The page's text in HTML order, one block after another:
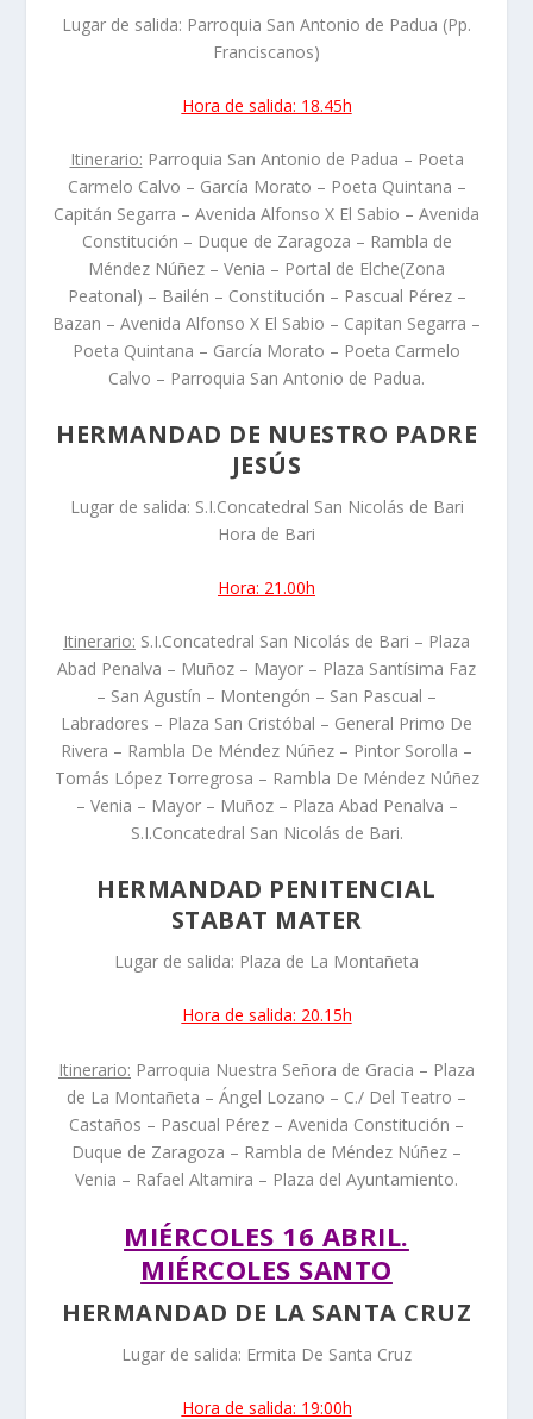
Lugar de salida: Parroquia San Antonio de Padua (Pp.
Franciscanos)
Hora de salida: 18.45h
Itinerario: Parroquia San Antonio de Padua – Poeta
Carmelo Calvo – García Morato – Poeta Quintana –
Capitán Segarra – Avenida Alfonso X El Sabio – Avenida
Constitución – Duque de Zaragoza – Rambla de
Méndez Núñez – Venia – Portal de Elche(Zona
Peatonal) – Bailén – Constitución – Pascual Pérez –
Bazan – Avenida Alfonso X El Sabio – Capitan Segarra –
Poeta Quintana – García Morato – Poeta Carmelo
Calvo – Parroquia San Antonio de Padua.
HERMANDAD DE NUESTRO PADRE
JESÚS
Lugar de salida: S.I.Concatedral San Nicolás de Bari
Hora de Bari
Hora: 21.00h
Itinerario: S.I.Concatedral San Nicolás de Bari – Plaza
Abad Penalva – Muñoz – Mayor – Plaza Santísima Faz
– San Agustín – Montengón – San Pascual –
Labradores – Plaza San Cristóbal – General Primo De
Rivera – Rambla De Méndez Núñez – Pintor Sorolla –
Tomás López Torregrosa – Rambla De Méndez Núñez
– Venia – Mayor – Muñoz – Plaza Abad Penalva –
S.I.Concatedral San Nicolás de Bari.
HERMANDAD PENITENCIAL
STABAT MATER
Lugar de salida: Plaza de La Montañeta
Hora de salida: 20.15h
Itinerario: Parroquia Nuestra Señora de Gracia – Plaza
de La Montañeta – Ángel Lozano – C./ Del Teatro –
Castaños – Pascual Pérez – Avenida Constitución –
Duque de Zaragoza – Rambla de Méndez Núñez –
Venia – Rafael Altamira – Plaza del Ayuntamiento.
MIÉRCOLES 16 ABRIL.
MIÉRCOLES SANTO
HERMANDAD DE LA SANTA CRUZ
Lugar de salida: Ermita De Santa Cruz
Hora de salida: 19:00h